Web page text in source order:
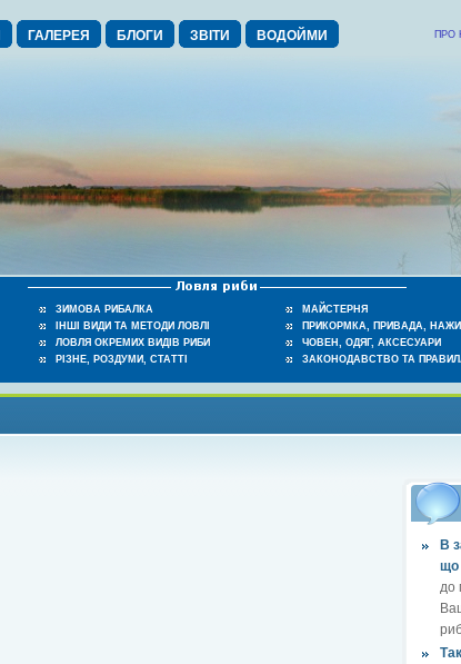
ГАЛЕРЕЯ БЛОГИ ЗВІТИ ВОДОЙМИ ПРО
ЗИМОВА РИБАЛКА
ІНШІ ВИДИ ТА МЕТОДИ ЛОВЛІ
ЛОВЛЯ ОКРЕМИХ ВИДІВ РИБИ
РІЗНЕ, РОЗДУМИ, СТАТТІ
МАЙСТЕРНЯ
ПРИКОРМКА, ПРИВАДА,
ЧОВЕН, ОДЯГ, АКСЕСУАРИ
ЗАКОНОДАВСТВО ТА
В
що
до